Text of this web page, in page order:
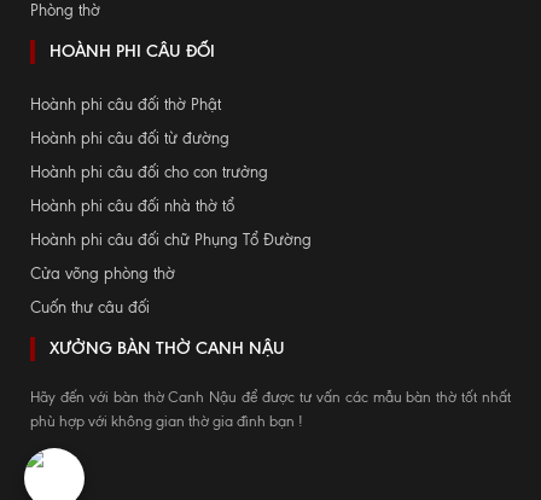
Phòng thờ
HOÀNH PHI CÂU ĐỐI
Hoành phi câu đối thờ Phật
Hoành phi câu đối từ đường
Hoành phi câu đối cho con trưởng
Hoành phi câu đối nhà thờ tổ
Hoành phi câu đối chữ Phụng Tổ Đường
Cửa võng phòng thờ
Cuốn thư câu đối
XƯỞNG BÀN THỜ CANH NẬU
Hãy đến với bàn thờ Canh Nậu để được tư vấn các mẫu bàn thờ tốt nhất
phù hợp với không gian thờ gia đình bạn !